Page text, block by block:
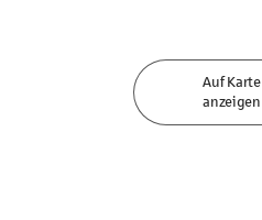
Auf Karte
anzeigen